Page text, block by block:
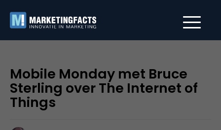
Mobile Monday met Bruce
Sterling over The Internet of
Things